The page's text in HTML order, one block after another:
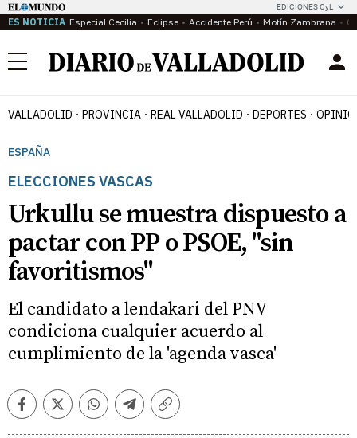
EDICIONES CyL
ES NOTICIA Especial Cecilia Eclipse Accidente Perú Motín Zambrana
Menú
VALLADOLID PROVINCIA REAL VALLADOLID DEPORTES
ESPAÑA
ELECCIONES VASCAS
Urkullu se muestra dispuesto a
pactar con PP o PSOE, "sin
favoritismos"
El candidato a lendakari del PNV
condiciona cualquier acuerdo al
cumplimiento de la 'agenda vasca'
FacebookTwitterWhatsappTelegramCopiar